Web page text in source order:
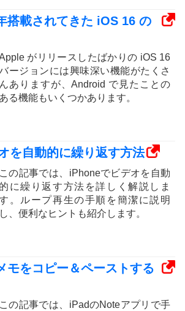
搭載されてきた iOS 16 の
がリリースしたばかりの iOS 16
ージョンには興味深い機能がたくさ
んありますが、Android で見たことの
ある機能もいくつかあります。
を自動的に繰り返す方法
この記事では、iPhoneでビデオを自動
的に繰り返す方法を詳しく解説しま
。ループ再生の手順を簡潔に説明
し、便利なヒントも紹介します。
モをコピー＆ペーストする
この記事では、iPadのNoteアプリで手